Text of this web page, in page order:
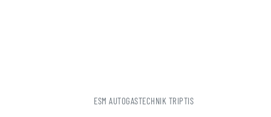
ESM AUTOGASTECHNIK TRIPTIS